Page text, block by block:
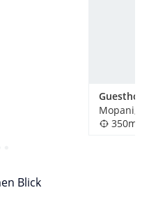
Mopani,
350m
Blick